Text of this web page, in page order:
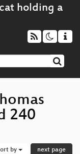
240
by next page